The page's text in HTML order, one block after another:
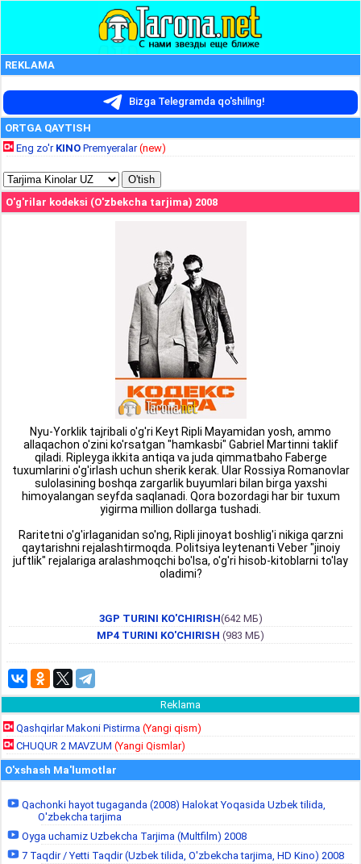
REKLAMA
Bizga Telegramda qo'shiling!
ORTGA QAYTISH
Eng zo'r KINO Premyeralar(new)
O'g'rilar kodeksi (O'zbekcha tarjima) 2008
Nyu-Yorklik tajribali o'g'ri Keyt Ripli Mayamidan yosh, ammo
allaqachon o'zini ko'rsatgan "hamkasbi" Gabriel Martinni taklif
qiladi. Ripleyga ikkita antiqa va juda qimmatbaho Faberge
tuxumlarini o'g'irlash uchun sherik kerak. Ular Rossiya Romanovlar
sulolasining boshqa zargarlik buyumlari bilan birga yaxshi
himoyalangan seyfda saqlanadi. Qora bozordagi har bir tuxum
yigirma million dollarga tushadi.
Raritetni o'g'irlaganidan so'ng, Ripli jinoyat boshlig'i nikiga qarzni
qaytarishni rejalashtirmoqda. Politsiya leytenanti Veber "jinoiy
juftlik" rejalariga aralashmoqchi bo'lsa, o'g'ri hisob-kitoblarni to'lay
oladimi?
3GP TURINI KO'CHIRISH(642 МБ)
MP4 TURINI KO'CHIRISH (983 МБ)
Reklama
Qashqirlar Makoni Pistirma (Yangi qism)
CHUQUR 2 MAVZUM (Yangi Qismlar)
O'xshash Ma'lumotlar
Qachonki hayot tugaganda (2008) Halokat Yoqasida Uzbek tilida,
O'zbekcha tarjima
Oyga uchamiz Uzbekcha Tarjima (Multfilm) 2008
7 Taqdir / Yetti Taqdir (Uzbek tilida, O'zbekcha tarjima, HD Kino) 2008